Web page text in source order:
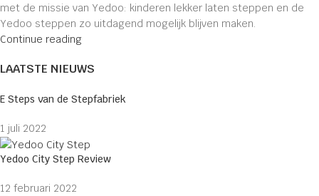
met de missie van Yedoo: kinderen lekker laten steppen en de
Yedoo steppen zo uitdagend mogelijk blijven maken.
Continue reading
LAATSTE NIEUWS
E Steps van de Stepfabriek
1 juli 2022
Yedoo City Step Review
12 februari 2022